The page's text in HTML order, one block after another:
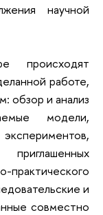
научной
происходят
работе,
обзор и анализ
модели,
практического
и
совместно